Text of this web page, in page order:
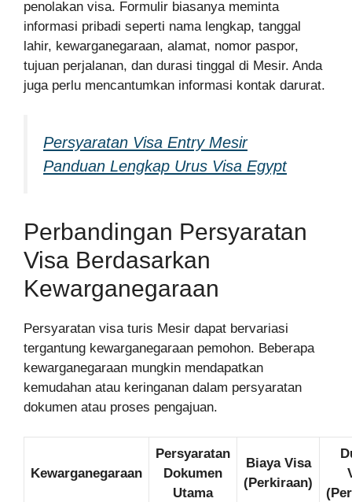
penolakan visa. Formulir biasanya meminta
informasi pribadi seperti nama lengkap, tanggal
lahir, kewarganegaraan, alamat, nomor paspor,
tujuan perjalanan, dan durasi tinggal di Mesir. Anda
juga perlu mencantumkan informasi kontak darurat.
Persyaratan Visa Entry Mesir
Panduan Lengkap Urus Visa Egypt
Perbandingan Persyaratan
Visa Berdasarkan
Kewarganegaraan
Persyaratan visa turis Mesir dapat bervariasi
tergantung kewarganegaraan pemohon. Beberapa
kewarganegaraan mungkin mendapatkan
kemudahan atau keringanan dalam persyaratan
dokumen atau proses pengajuan.
Kewarganegaraan
Persyaratan
Dokumen
Utama
Biaya Visa
(Perkiraan)